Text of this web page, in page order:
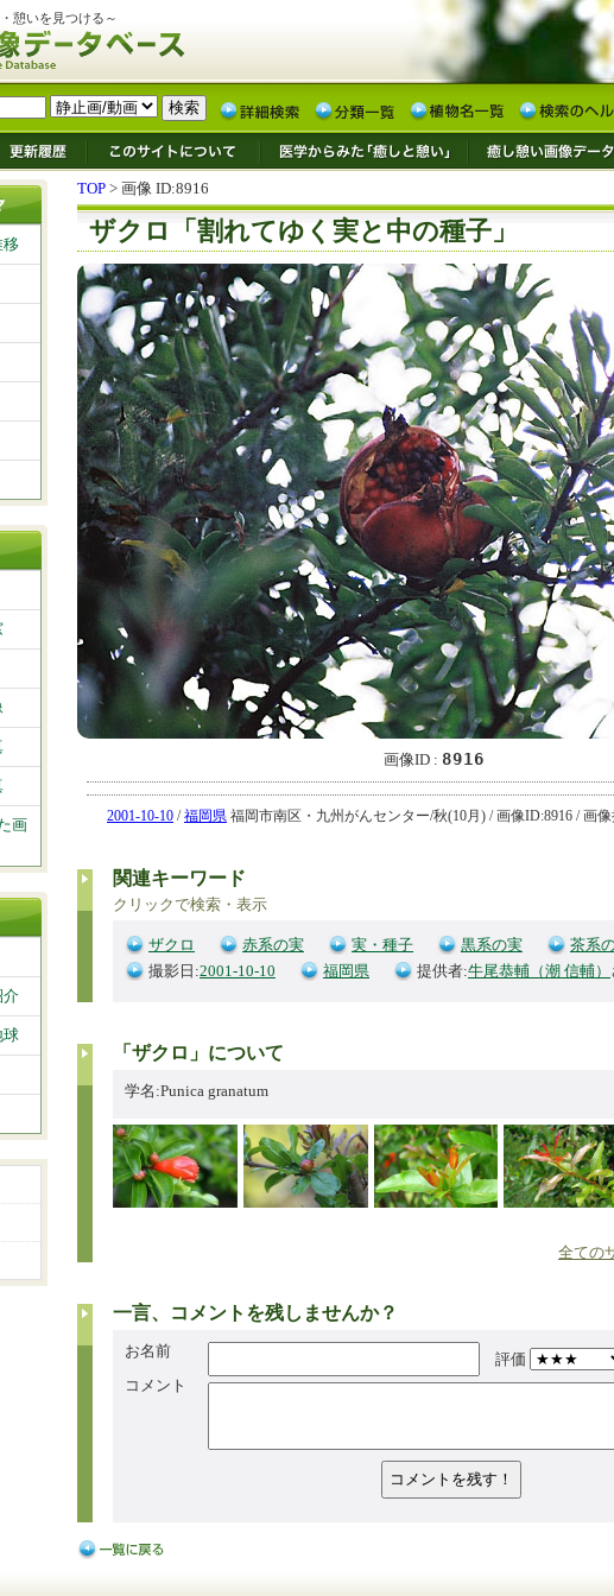
憩いを見つける～
TOP > 画像 ID:8916
ザクロ「割れてゆく実と中の種子」
画像ID : 8916
2001-10-10 /福岡県 福岡市南区・九州がんセンター/秋(10月) / 画像ID:8916 / 画
関連キーワード
クリックで検索・表示
ザクロ 赤系の実 実・種子 黒系の実
茶系
撮影日:2001-10-10 福岡県 提供者:牛尾恭輔（潮 信輔）
「ザクロ」について
学名:Punica granatum
全ての
一言、コメントを残しませんか？
お名前
評価
コメント
移
画
介
球